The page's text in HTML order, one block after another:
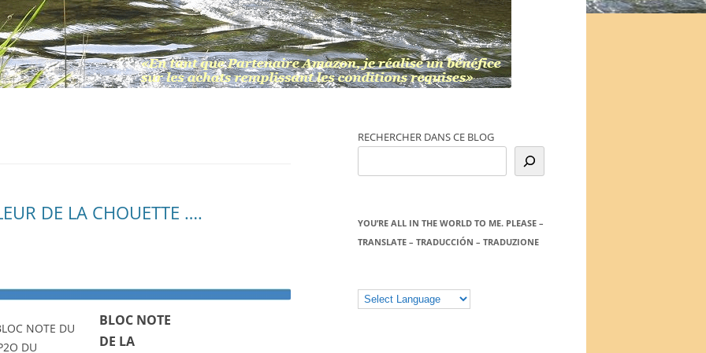
DE LA CHOUETTE ….
BLOC NOTE
DE LA
RECHERCHER DANS CE BLOG
YOU’RE ALL IN THE WORLD TO ME. PLEASE –
TRANSLATE – TRADUCCIÓN – TRADUZIONE